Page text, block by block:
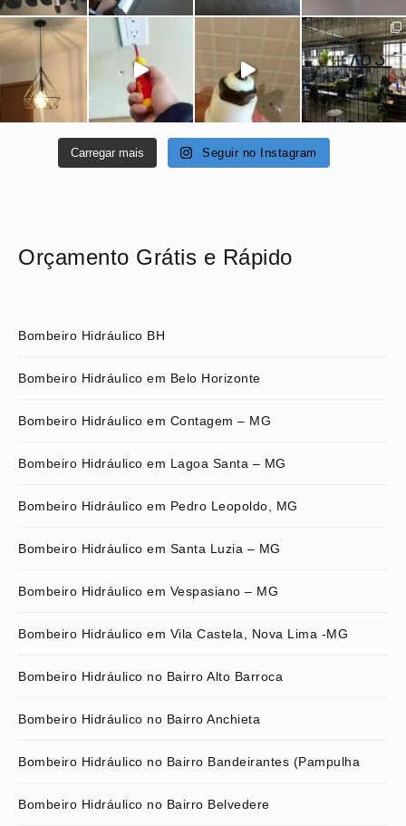
Carregar mais Seguir no Instagram
Orçamento Grátis e Rápido
Bombeiro Hidráulico BH
Bombeiro Hidráulico em Belo Horizonte
Bombeiro Hidráulico em Contagem – MG
Bombeiro Hidráulico em Lagoa Santa – MG
Bombeiro Hidráulico em Pedro Leopoldo, MG
Bombeiro Hidráulico em Santa Luzia – MG
Bombeiro Hidráulico em Vespasiano – MG
Bombeiro Hidráulico em Vila Castela, Nova Lima -MG
Bombeiro Hidráulico no Bairro Alto Barroca
Bombeiro Hidráulico no Bairro Anchieta
Bombeiro Hidráulico no Bairro Bandeirantes (Pampulha
Bombeiro Hidráulico no Bairro Belvedere